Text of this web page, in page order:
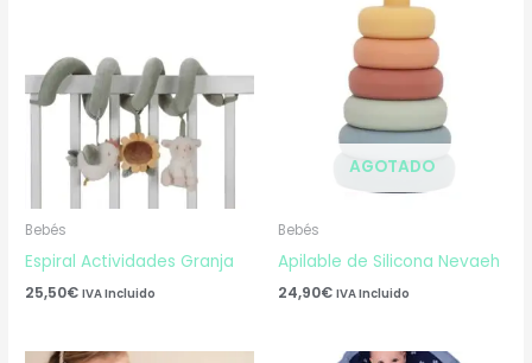
Bebés
Espiral Actividades Granja
25,50€ IVA Incluido
AGOTADO
Bebés
Apilable de Silicona Nevaeh
24,90€ IVA Incluido